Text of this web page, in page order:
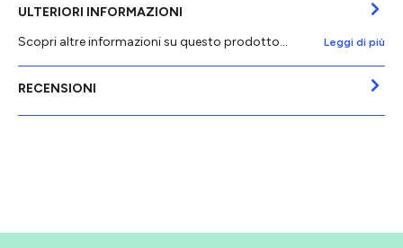
ULTERIORI INFORMAZIONI
Scopri altre informazioni su questo prodotto...
Leggi di più
RECENSIONI